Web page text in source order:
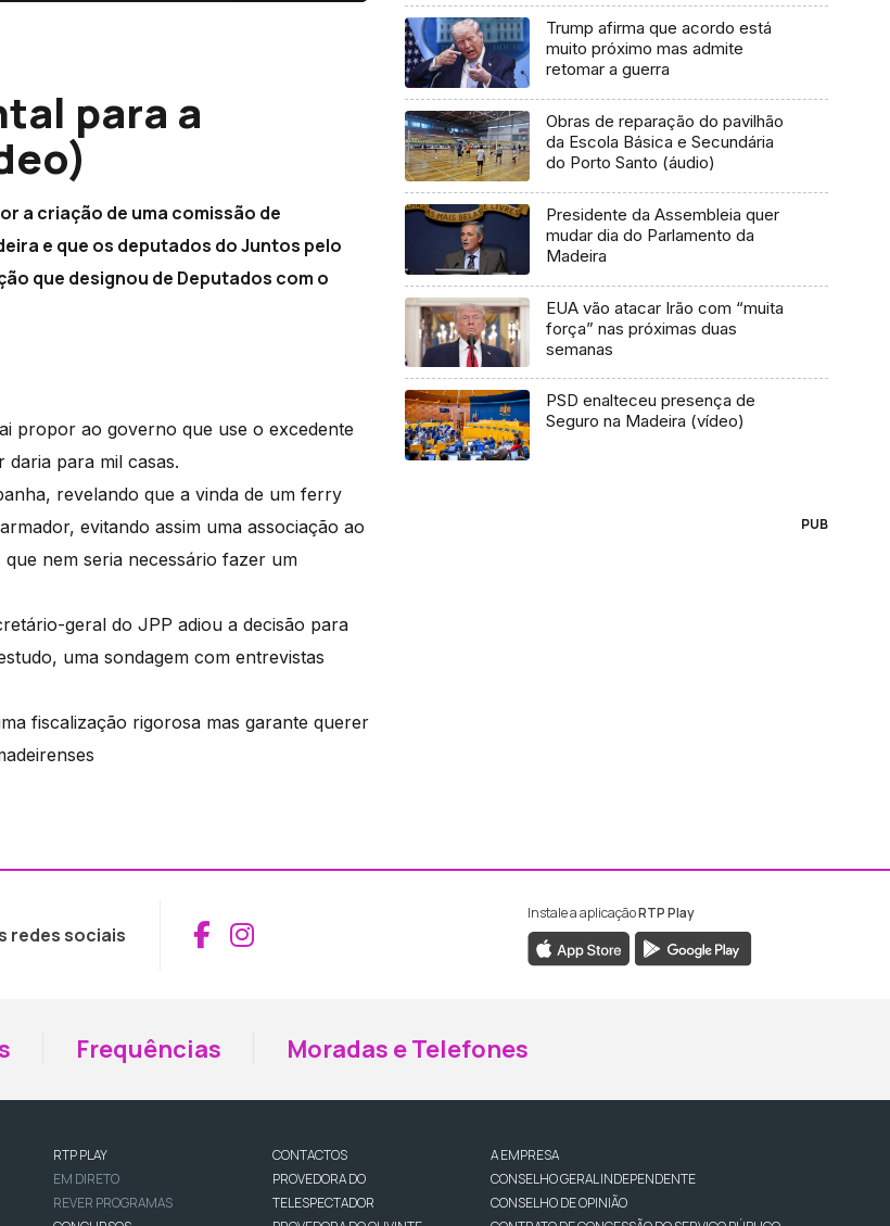
para a
a criação de uma comissão de
e que os deputados do Juntos pelo
que designou de Deputados com o
propor ao governo que use o excedente
para mil casas.
revelando que a vinda de um ferry
evitando assim uma associação ao
nem seria necessário fazer um
geral do JPP adiou a decisão para
uma sondagem com entrevistas
fiscalização rigorosa mas garante querer
Trump afirma que acordo está
muito próximo mas admite
retomar a guerra
Obras de reparação do pavilhão
da Escola Básica e Secundária
do Porto Santo (áudio)
Presidente da Assembleia quer
mudar dia do Parlamento da
Madeira
EUA vão atacar Irão com “muita
força” nas próximas duas
semanas
PSD enalteceu presença de
Seguro na Madeira (vídeo)
PUB
redes sociais Aceder ao Facebook da RTP Madeira
Aceder ao Instagram da RTP Madeira
Instale a aplicaçãoRTP Play
Frequências Moradas e Telefones
RTP PLAY
EM DIRETO
REVER PROGRAMAS
CONTACTOS
PROVEDORA DO
TELESPECTADOR
A EMPRESA
CONSELHO GERAL INDEPENDENTE
CONSELHO DE OPINIÃO